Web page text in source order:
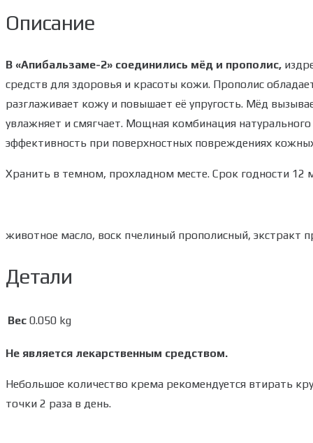
Описание
В «Апибальзаме-2» соединились мёд и прополис,
средств для здоровья и красоты кожи. Прополис
разглаживает кожу и повышает её упругость. Мёд
увлажняет и смягчает. Мощная комбинация
эффективность при поверхностных повреждениях
Хранить в темном, прохладном месте. Срок годности 12
животное масло, воск пчелиный прополисный, экстракт
Детали
Вес 0.050 kg
Не является лекарственным средством.
Небольшое количество крема рекомендуется втирать
точки 2 раза в день.